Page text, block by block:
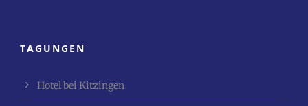
TAGUNGEN
Hotel bei Kitzingen